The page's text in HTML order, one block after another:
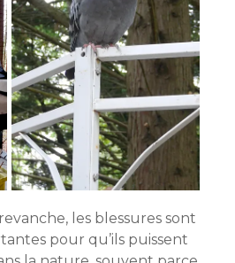
les blessures sont
pour qu’ils puissent